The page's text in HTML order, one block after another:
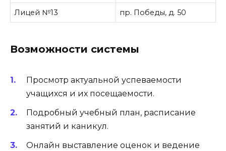
Лицей №13 пр. Победы, д. 50
Возможности системы
Просмотр актуальной успеваемости
учащихся и их посещаемости.
Подробный учебный план, расписание
занятий и каникул.
Онлайн выставление оценок и ведение